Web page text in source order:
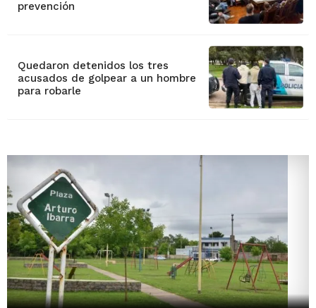
prevención
Quedaron detenidos los tres
acusados de golpear a un hombre
para robarle